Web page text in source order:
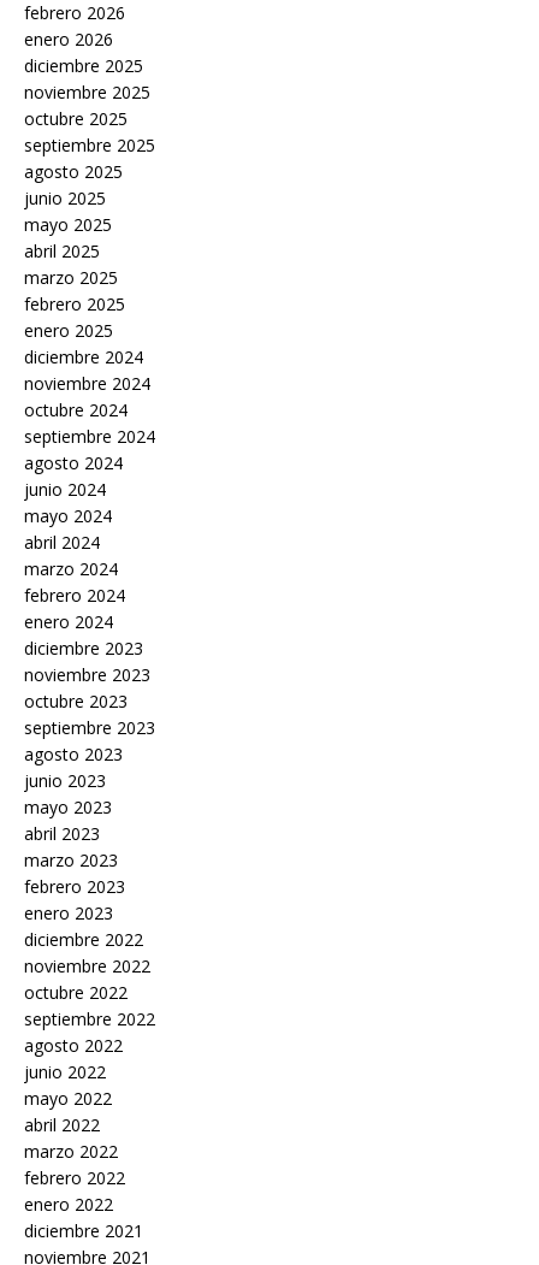
febrero 2026
enero 2026
diciembre 2025
noviembre 2025
octubre 2025
septiembre 2025
agosto 2025
junio 2025
mayo 2025
abril 2025
marzo 2025
febrero 2025
enero 2025
diciembre 2024
noviembre 2024
octubre 2024
septiembre 2024
agosto 2024
junio 2024
mayo 2024
abril 2024
marzo 2024
febrero 2024
enero 2024
diciembre 2023
noviembre 2023
octubre 2023
septiembre 2023
agosto 2023
junio 2023
mayo 2023
abril 2023
marzo 2023
febrero 2023
enero 2023
diciembre 2022
noviembre 2022
octubre 2022
septiembre 2022
agosto 2022
junio 2022
mayo 2022
abril 2022
marzo 2022
febrero 2022
enero 2022
diciembre 2021
noviembre 2021